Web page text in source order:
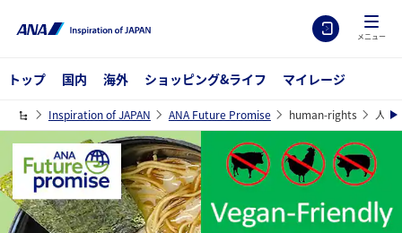
メニュー
トップ 国内 海外 ショッピング&ライフ マイレージ
Inspiration of JAPAN ANA Future Promise human-rights 人権